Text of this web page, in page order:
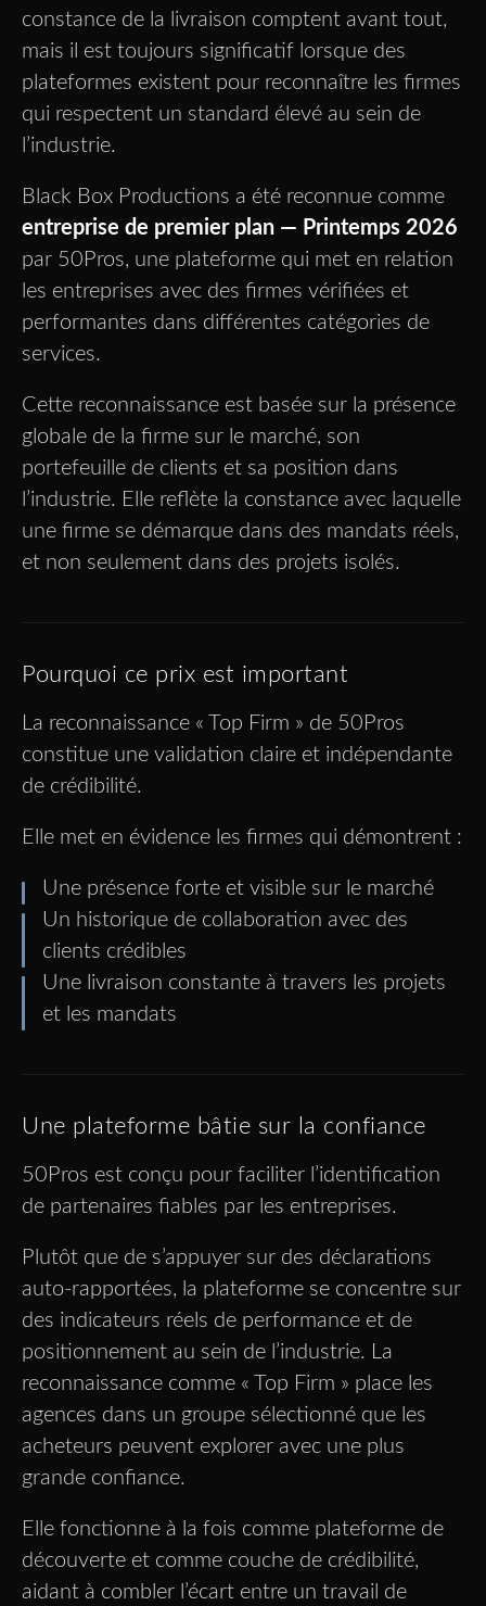
constance de la livraison comptent avant tout,
mais il est toujours significatif lorsque des
plateformes existent pour reconnaître les firmes
qui respectent un standard élevé au sein de
l’industrie.
Black Box Productions a été reconnue comme
entreprise de premier plan — Printemps 2026
par 50Pros, une plateforme qui met en relation
les entreprises avec des firmes vérifiées et
performantes dans différentes catégories de
services.
Cette reconnaissance est basée sur la présence
globale de la firme sur le marché, son
portefeuille de clients et sa position dans
l’industrie. Elle reflète la constance avec laquelle
une firme se démarque dans des mandats réels,
et non seulement dans des projets isolés.
Pourquoi ce prix est important
La reconnaissance « Top Firm » de 50Pros
constitue une validation claire et indépendante
de crédibilité.
Elle met en évidence les firmes qui démontrent :
Une présence forte et visible sur le marché
Un historique de collaboration avec des
clients crédibles
Une livraison constante à travers les projets
et les mandats
Une plateforme bâtie sur la confiance
50Pros est conçu pour faciliter l’identification
de partenaires fiables par les entreprises.
Plutôt que de s’appuyer sur des déclarations
auto-rapportées, la plateforme se concentre sur
des indicateurs réels de performance et de
positionnement au sein de l’industrie. La
reconnaissance comme « Top Firm » place les
agences dans un groupe sélectionné que les
acheteurs peuvent explorer avec une plus
grande confiance.
Elle fonctionne à la fois comme plateforme de
découverte et comme couche de crédibilité,
aidant à combler l’écart entre un travail de